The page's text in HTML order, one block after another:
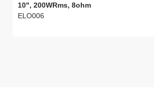
10", 200WRms, 8ohm
ELO006